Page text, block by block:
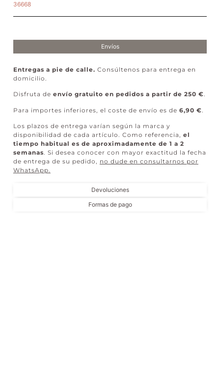
36668
Envíos
Devoluciones
Formas de pago
Entregas a pie de calle. Consúltenos para entrega en
domicilio.
Disfruta de envío gratuito en pedidos a partir de 250 €.
Para importes inferiores, el coste de envío es de 6,90 €
Los plazos de entrega varían según la marca y
disponibilidad de cada artículo. Como referencia, el
tiempo habitual es de aproximadamente de 1 a 2
semanas. Si desea conocer con mayor exactitud la fecha
de entrega de su pedido, no dude en consultarnos por
WhatsApp.